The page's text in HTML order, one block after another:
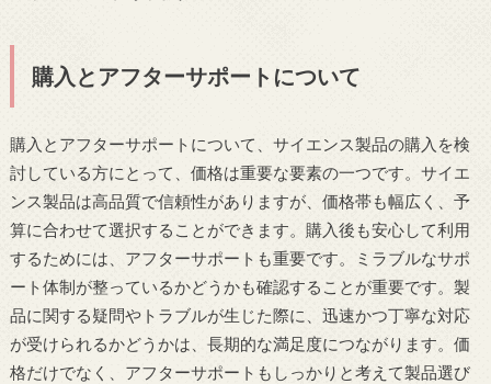
購入とアフターサポートについて
購入とアフターサポートについて、サイエンス製品の購入を検
討している方にとって、価格は重要な要素の一つです。サイエ
ンス製品は高品質で信頼性がありますが、価格帯も幅広く、予
算に合わせて選択することができます。購入後も安心して利用
するためには、アフターサポートも重要です。ミラブルなサポ
ート体制が整っているかどうかも確認することが重要です。製
品に関する疑問やトラブルが生じた際に、迅速かつ丁寧な対応
が受けられるかどうかは、長期的な満足度につながります。価
格だけでなく、アフターサポートもしっかりと考えて製品選び